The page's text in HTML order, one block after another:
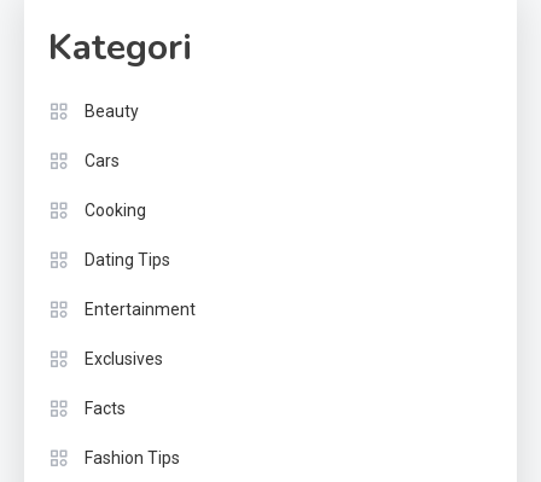
Kategori
Beauty
Cars
Cooking
Dating Tips
Entertainment
Exclusives
Facts
Fashion Tips